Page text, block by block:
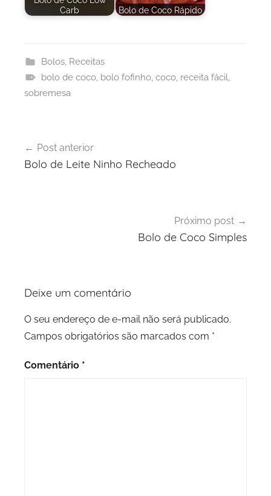
Carb
Bolo de Coco Rápido
Bolos, Receitas
bolo de coco, bolo fofinho, coco, receita fácil,
sobremesa
de
Post anterior
Bolo de Leite Ninho Recheado
Próximo post
Bolo de Coco Simples
Deixe um comentário
O seu endereço de e-mail não será publicado.
Campos obrigatórios são marcados com *
Comentário *